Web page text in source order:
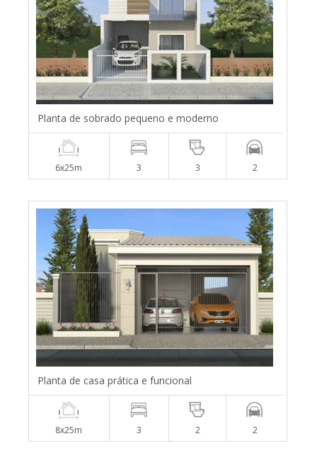
Planta de sobrado pequeno e moderno
6x25m 3 3 2
Planta de casa prática e funcional
8x25m 3 2 2